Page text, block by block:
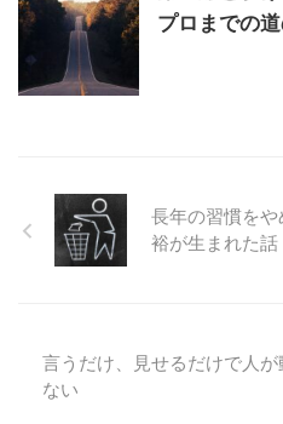
プロまでの
長年の習慣を
裕が生まれた話
言うだけ、見せるだけで人
ない